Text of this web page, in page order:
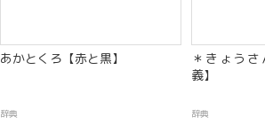
あかとくろ【赤と黒】
辞典
＊きょう
義】
辞典